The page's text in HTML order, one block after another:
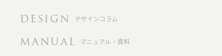
DESIGN デザインコラム
MANUAL マニュアル・資料